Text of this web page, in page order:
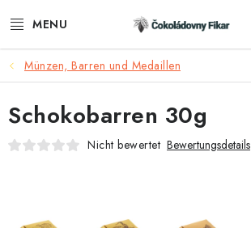
Inhalt
E-SHOP
WERBEARTIKEL
INFORMACE
Münzen, Barren und Medaillen
Schokobarren 30g
Nicht bewertet Bewertungsdetails